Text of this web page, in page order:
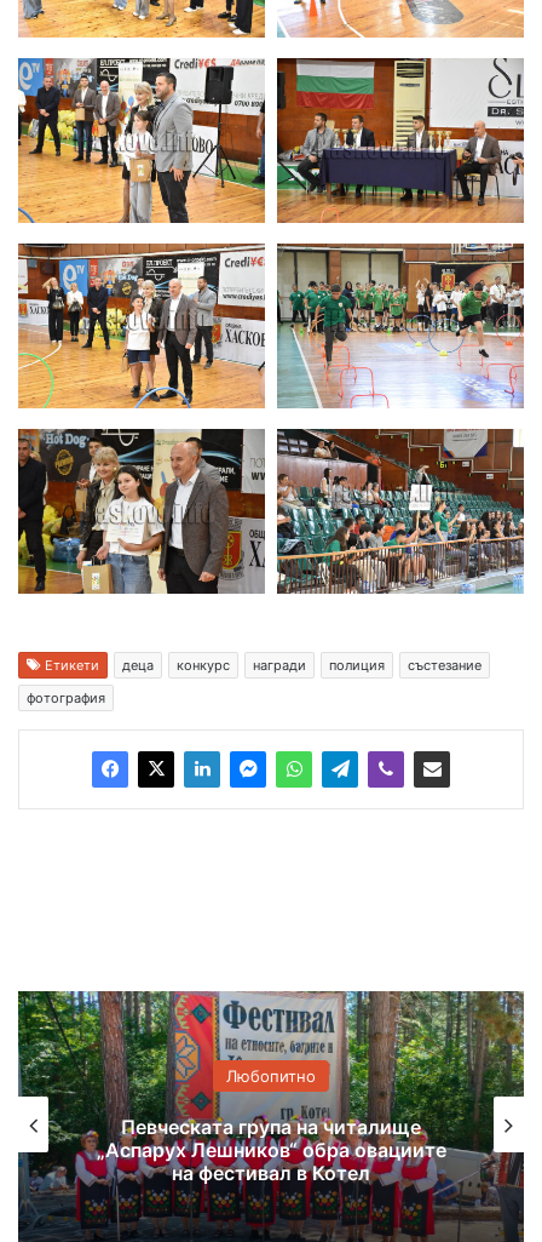
Етикети деца конкурс награди полиция
състезание
фотография
Любопитно
Певческата група на читалище
„Аспарух Лешников“ обра овациите
на фестивал в Котел